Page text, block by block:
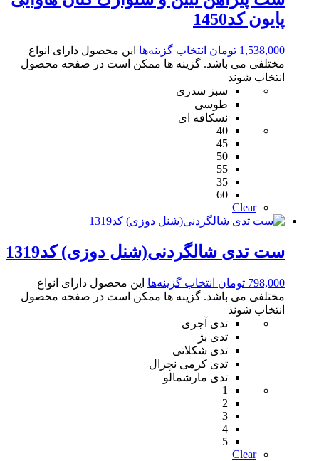
پایون کد1450
1,538,000 تومان انتخاب گزینه‌ها این محصول دارای انواع
مختلفی می باشد. گزینه ها ممکن است در صفحه محصول
انتخاب شوند
سبز سدری
طوسی
نسکافه ای
40
45
50
55
35
60
Clear
ست تدی شالگردنی(شنل دوزی) کد1319
798,000 تومان انتخاب گزینه‌ها این محصول دارای انواع
مختلفی می باشد. گزینه ها ممکن است در صفحه محصول
انتخاب شوند
تدی آجری
تدی بژ
تدی شکلاتی
تدی کرمی نچرال
تدی مارشمالو
1
2
3
4
5
Clear